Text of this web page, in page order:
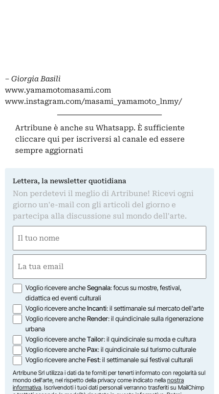
– Giorgia Basili
www.yamamotomasami.com
www.instagram.com/masami_yamamoto_lnmy/
Artribune è anche su Whatsapp. È sufficiente
cliccare qui per iscriversi al canale ed essere
sempre aggiornati
Lettera, la newsletter quotidiana
Non perdetevi il meglio di Artribune! Ricevi ogni
giorno un'e-mail con gli articoli del giorno e
partecipa alla discussione sul mondo dell'arte.
(Required)
First
(Required)
Opzioni
Voglio ricevere ancheSegnala: focus su mostre, festival,
didattica ed eventi culturali
Voglio ricevere ancheIncanti: il settimanale sul mercato dell'arte
Voglio ricevere ancheRender: il quindicinale sulla rigenerazione
urbana
Voglio ricevere ancheTailor: il quindicinale su moda e cultura
Voglio ricevere anchePax: il quindicinale sul turismo culturale
Voglio ricevere ancheFest: il settimanale sui festival culturali
Artribune Srl utilizza i dati da te forniti per tenerti informato con regolarità sul
mondo dell'arte, nel rispetto della privacy come indicato nella nostra
informativa. Iscrivendoti i tuoi dati personali verranno trasferiti su MailChimp